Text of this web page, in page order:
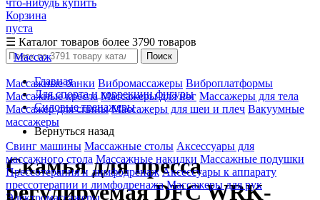
что-нибудь купить
Корзина
пуста
☰ Каталог товаров более 3790 товаров
Массаж
Массажные банки Вибромассажеры Виброплатформы
Массажные кресла Массажеры для ног Массажеры для тела
Массажер для спины Массажеры для шеи и плеч Вакуумные
массажеры
Свинг машины Массажные столы Аксессуары для
массажного стола Массажные накидки Массажные подушки
Прессотерапия и лимфодренаж Аксессуары к аппарату
прессотерапии и лимфодренажа Массажеры для рук
Электромассажеры
Поиск
Главная
Для спорта и коррекции фигуры
Силовые тренажеры
Вернуться назад
Скамья для пресса
регулируемая DFC WRK-